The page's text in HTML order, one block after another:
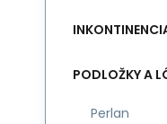
PODLOŽKY A
Perlan